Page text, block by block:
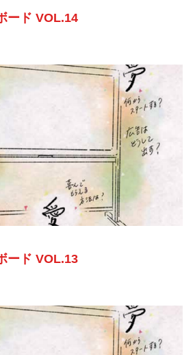
ード VOL.14
ード VOL.13